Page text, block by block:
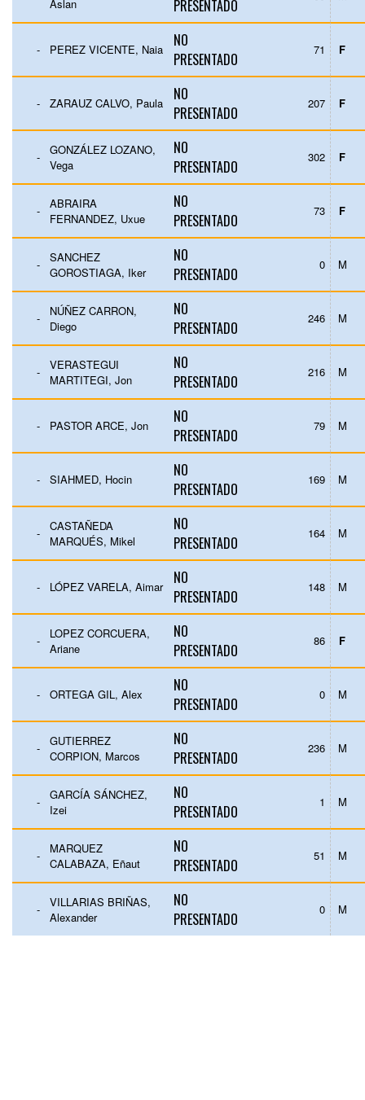
Aslan
PRESENTADO
- PEREZ VICENTE, Naia
NO
PRESENTADO
71 F
- ZARAUZ CALVO, Paula
NO
PRESENTADO
207 F
-
GONZÁLEZ LOZANO,
Vega
NO
PRESENTADO
302 F
-
ABRAIRA
FERNANDEZ, Uxue
NO
PRESENTADO
73 F
-
SANCHEZ
GOROSTIAGA, Iker
NO
PRESENTADO
0 M
-
NÚÑEZ CARRON,
Diego
NO
PRESENTADO
246 M
-
VERASTEGUI
MARTITEGI, Jon
NO
PRESENTADO
216 M
- PASTOR ARCE, Jon
NO
PRESENTADO
79 M
- SIAHMED, Hocin
NO
PRESENTADO
169 M
-
CASTAÑEDA
MARQUÉS, Mikel
NO
PRESENTADO
164 M
- LÓPEZ VARELA, Aimar
NO
PRESENTADO
148 M
-
LOPEZ CORCUERA,
Ariane
NO
PRESENTADO
86 F
- ORTEGA GIL, Alex
NO
PRESENTADO
0 M
-
GUTIERREZ
CORPION, Marcos
NO
PRESENTADO
236 M
-
GARCÍA SÁNCHEZ,
Izei
NO
PRESENTADO
1 M
-
MARQUEZ
CALABAZA, Eñaut
NO
PRESENTADO
51 M
-
VILLARIAS BRIÑAS,
Alexander
NO
PRESENTADO
0 M